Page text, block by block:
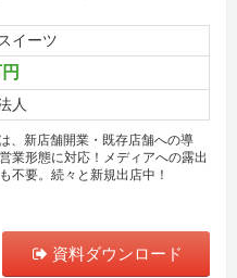
イーツ
人
、新店舗開業・既存店舗への導
業形態に対応！メディアへの露出
不要。続々と新規出店中！
資料ダウンロード